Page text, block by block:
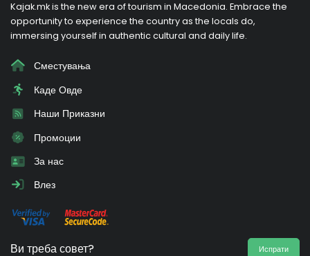
Kajak.mk is the new era of tourism in Macedonia. Embrace the
opportunity to experience the country as the locals do,
immersing yourself in authentic cultural and daily life.
Сместувања
Каде Овде
Наши Приказни
Промоции
За нас
Влез
Ви треба совет? Испрати